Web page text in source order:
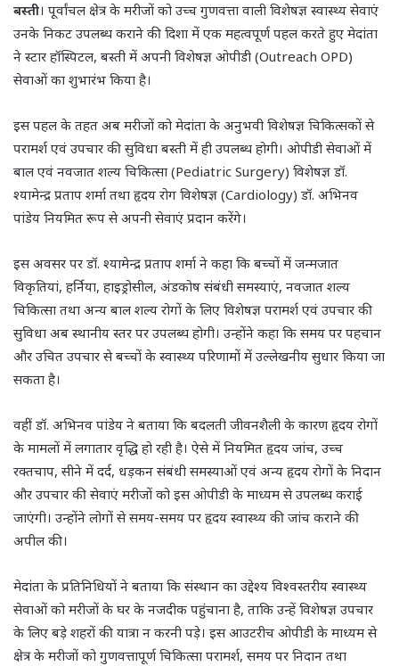
बस्ती। पूर्वांचल क्षेत्र के मरीजों को उच्च गुणवत्ता वाली विशेषज्ञ स्वास्थ्य सेवाएं
उनके निकट उपलब्ध कराने की दिशा में एक महत्वपूर्ण पहल करते हुए मेदांता
ने स्टार हॉस्पिटल, बस्ती में अपनी विशेषज्ञ ओपीडी (Outreach OPD)
सेवाओं का शुभारंभ किया है।
इस पहल के तहत अब मरीजों को मेदांता के अनुभवी विशेषज्ञ चिकित्सकों से
परामर्श एवं उपचार की सुविधा बस्ती में ही उपलब्ध होगी। ओपीडी सेवाओं में
बाल एवं नवजात शल्य चिकित्सा (Pediatric Surgery) विशेषज्ञ डॉ.
श्यामेन्द्र प्रताप शर्मा तथा हृदय रोग विशेषज्ञ (Cardiology) डॉ. अभिनव
पांडेय नियमित रूप से अपनी सेवाएं प्रदान करेंगे।
इस अवसर पर डॉ. श्यामेन्द्र प्रताप शर्मा ने कहा कि बच्चों में जन्मजात
विकृतियां, हर्निया, हाइड्रोसील, अंडकोष संबंधी समस्याएं, नवजात शल्य
चिकित्सा तथा अन्य बाल शल्य रोगों के लिए विशेषज्ञ परामर्श एवं उपचार की
सुविधा अब स्थानीय स्तर पर उपलब्ध होगी। उन्होंने कहा कि समय पर पहचान
और उचित उपचार से बच्चों के स्वास्थ्य परिणामों में उल्लेखनीय सुधार किया जा
सकता है।
वहीं डॉ. अभिनव पांडेय ने बताया कि बदलती जीवनशैली के कारण हृदय रोगों
के मामलों में लगातार वृद्धि हो रही है। ऐसे में नियमित हृदय जांच, उच्च
रक्तचाप, सीने में दर्द, धड़कन संबंधी समस्याओं एवं अन्य हृदय रोगों के निदान
और उपचार की सेवाएं मरीजों को इस ओपीडी के माध्यम से उपलब्ध कराई
जाएंगी। उन्होंने लोगों से समय-समय पर हृदय स्वास्थ्य की जांच कराने की
अपील की।
मेदांता के प्रतिनिधियों ने बताया कि संस्थान का उद्देश्य विश्वस्तरीय स्वास्थ्य
सेवाओं को मरीजों के घर के नजदीक पहुंचाना है, ताकि उन्हें विशेषज्ञ उपचार
के लिए बड़े शहरों की यात्रा न करनी पड़े। इस आउटरीच ओपीडी के माध्यम से
क्षेत्र के मरीजों को गुणवत्तापूर्ण चिकित्सा परामर्श, समय पर निदान तथा